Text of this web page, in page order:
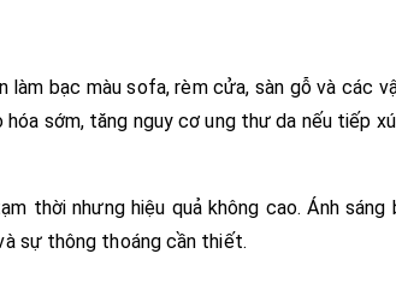
làm bạc màu sofa, rèm cửa, sàn gỗ và các
sớm, tăng nguy cơ ung thư da nếu tiếp
thời nhưng hiệu quả không cao. Ánh sáng
sự thông thoáng cần thiết.